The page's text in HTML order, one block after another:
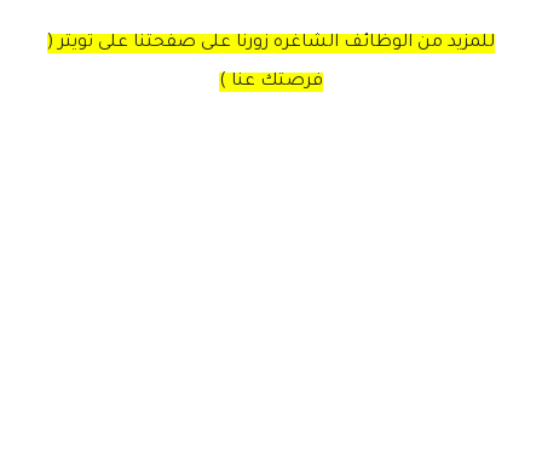
للمزيد من الوظائف الشاغره زورنا على صفحتنا على تويتر (
فرصتك عنا )